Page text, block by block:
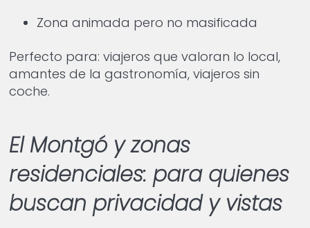
Zona animada pero no masificada
Perfecto para: viajeros que valoran lo local,
amantes de la gastronomía, viajeros sin
coche.
El Montgó y zonas
residenciales: para quienes
buscan privacidad y vistas